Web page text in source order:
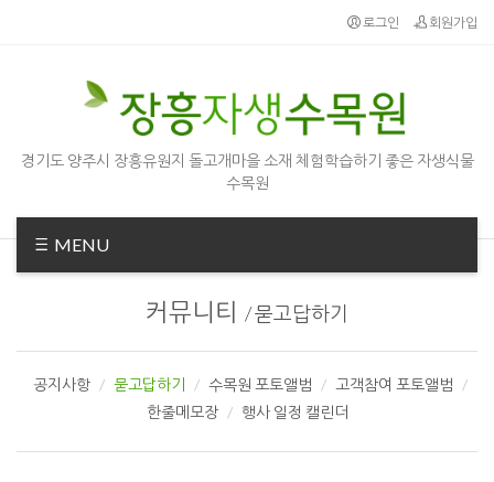
로그인 회원가입
경기도 양주시 장흥유원지 돌고개마을 소재 체험학습하기 좋은 자생식물
수목원
MENU
커뮤니티 /묻고답하기
공지사항 묻고답하기 수목원 포토앨범
고객참여 포토앨범
한줄메모장
행사 일정 캘린더